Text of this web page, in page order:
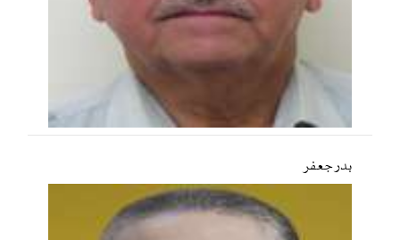
بدر جعفر